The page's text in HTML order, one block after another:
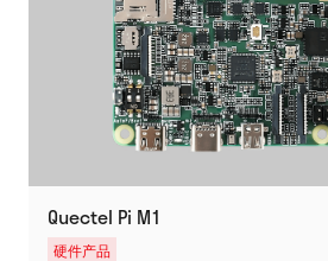
Quectel Pi M1
硬件产品